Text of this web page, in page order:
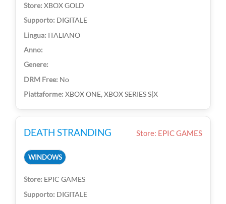
XBOX GOLD
DIGITALE
ITALIANO
No
XBOX ONE, XBOX SERIES S|X
DEATH STRANDING Store: EPIC GAMES
WINDOWS
EPIC GAMES
DIGITALE